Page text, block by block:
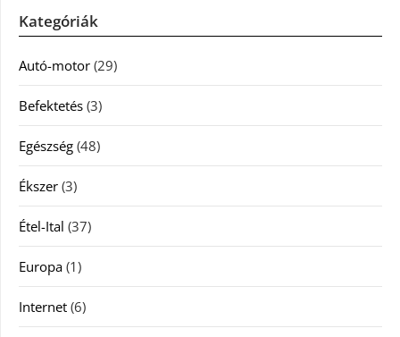
Kategóriák
Autó-motor (29)
Befektetés (3)
Egészség (48)
Ékszer (3)
Étel-Ital (37)
Europa (1)
Internet (6)